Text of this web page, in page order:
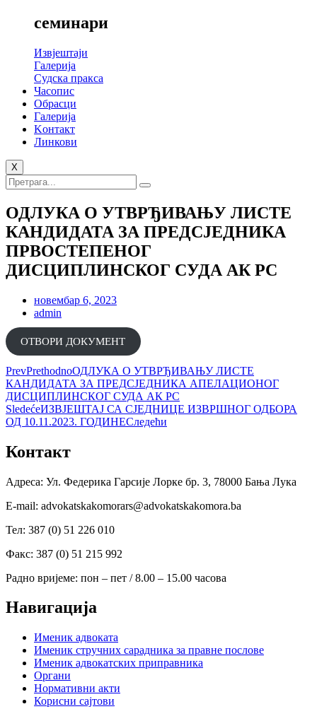
семинари
Извјештаји
Галерија
Судска пракса
Часопис
Обрасци
Галерија
Kонтакт
Линкови
X
ОДЛУКА О УТВРЂИВАЊУ ЛИСТЕ
КАНДИДАТА ЗА ПРЕДСЈЕДНИКА
ПРВОСТЕПЕНОГ
ДИСЦИПЛИНСКОГ СУДА АК РС
новембар 6, 2023
admin
ОТВОРИ ДОКУМЕНT
PrevPrethodnoОДЛУКА О УТВРЂИВАЊУ ЛИСТЕ
КАНДИДАТА ЗА ПРЕДСЈЕДНИКА АПЕЛАЦИОНОГ
ДИСЦИПЛИНСКОГ СУДА АК РС
SledećeИЗВЈЕШТАЈ СА СЈЕДНИЦЕ ИЗВРШНОГ ОДБОРА
ОД 10.11.2023. ГОДИНЕСледећи
Контакт
Адреса: Ул. Федерика Гарсије Лорке бр. 3, 78000 Бања Лука
Е-mail: advokatskakomorars@advokatskakomora.ba
Тел: 387 (0) 51 226 010
Факс: 387 (0) 51 215 992
Радно вријеме: пон – пет / 8.00 – 15.00 часова
Навигација
Именик адвоката
Именик стручних сарадника за правне послове
Именик адвокатских приправника
Органи
Нормативни акти
Корисни сајтови